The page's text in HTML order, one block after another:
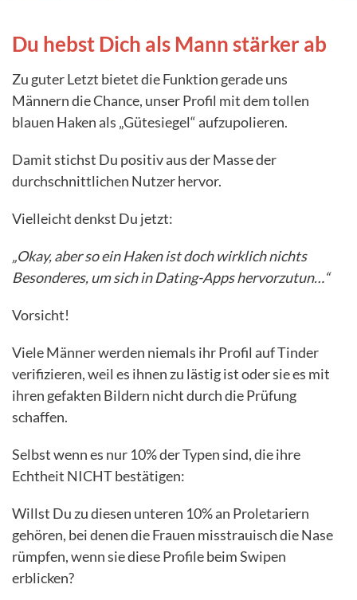
Du hebst Dich als Mann stärker ab
Zu guter Letzt bietet die Funktion gerade uns
Männern die Chance, unser Profil mit dem tollen
blauen Haken als „Gütesiegel“ aufzupolieren.
Damit stichst Du positiv aus der Masse der
durchschnittlichen Nutzer hervor.
Vielleicht denkst Du jetzt:
„Okay, aber so ein Haken ist doch wirklich nichts
Besonderes, um sich in Dating-Apps hervorzutun…“
Vorsicht!
Viele Männer werden niemals ihr Profil auf Tinder
verifizieren, weil es ihnen zu lästig ist oder sie es mit
ihren gefakten Bildern nicht durch die Prüfung
schaffen.
Selbst wenn es nur 10% der Typen sind, die ihre
Echtheit NICHT bestätigen:
Willst Du zu diesen unteren 10% an Proletariern
gehören, bei denen die Frauen misstrauisch die Nase
rümpfen, wenn sie diese Profile beim Swipen
erblicken?